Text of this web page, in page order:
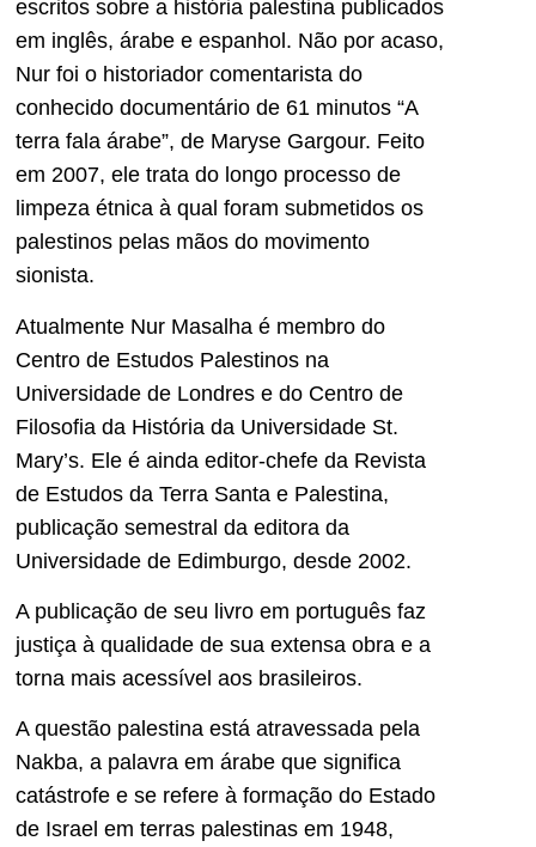
escritos sobre a história palestina publicados
em inglês, árabe e espanhol. Não por acaso,
Nur foi o historiador comentarista do
conhecido documentário de 61 minutos “A
terra fala árabe”, de Maryse Gargour. Feito
em 2007, ele trata do longo processo de
limpeza étnica à qual foram submetidos os
palestinos pelas mãos do movimento
sionista.
Atualmente Nur Masalha é membro do
Centro de Estudos Palestinos na
Universidade de Londres e do Centro de
Filosofia da História da Universidade St.
Mary’s. Ele é ainda editor-chefe da Revista
de Estudos da Terra Santa e Palestina,
publicação semestral da editora da
Universidade de Edimburgo, desde 2002.
A publicação de seu livro em português faz
justiça à qualidade de sua extensa obra e a
torna mais acessível aos brasileiros.
A questão palestina está atravessada pela
Nakba, a palavra em árabe que significa
catástrofe e se refere à formação do Estado
de Israel em terras palestinas em 1948,